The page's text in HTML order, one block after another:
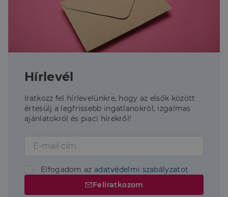
Hírlevél
Iratkozz fel hírlevelünkre, hogy az elsők között
értesülj a legfrissebb ingatlanokról, izgalmas
ajánlatokról és piaci hírekről!
Elfogadom az adatvédelmi szabályzatot
Feliratkozom